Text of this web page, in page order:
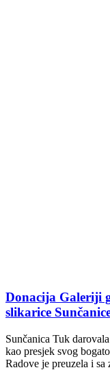
Donacija Galeriji
slikarice
Sunčanica Tuk
kao presjek svog
Radove je preuzela i